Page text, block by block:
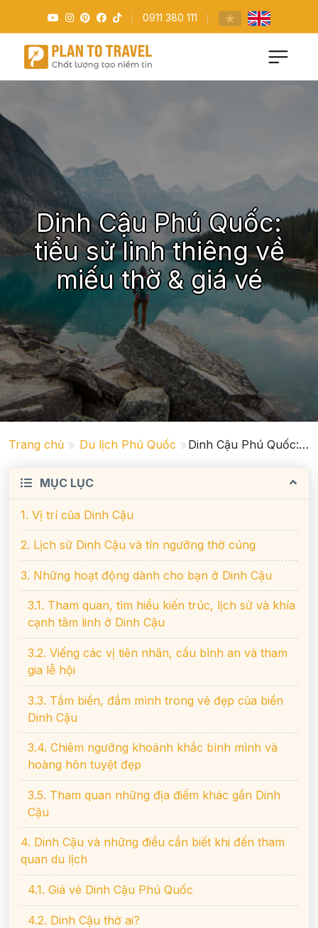
0911 380 111
Dinh Cậu Phú Quốc:
tiểu sử linh thiêng về
miếu thờ & giá vé
Trang chủ Du lịch Phú Quốc Dinh Cậu Phú Quốc: tiểu sử linh thiêng về miếu thờ & giá vé
MỤC LỤC
1. Vị trí của Dinh Cậu
2. Lịch sử Dinh Cậu và tín ngưỡng thờ cúng
3. Những hoạt động dành cho bạn ở Dinh Cậu
3.1. Tham quan, tìm hiểu kiến trúc, lịch sử và khía
cạnh tâm linh ở Dinh Cậu
3.2. Viếng các vị tiên nhân, cầu bình an và tham
gia lễ hội
3.3. Tắm biển, đắm mình trong vẻ đẹp của biển
Dinh Cậu
3.4. Chiêm ngưỡng khoảnh khắc bình mình và
hoàng hôn tuyệt đẹp
3.5. Tham quan những địa điểm khác gần Dinh
Cậu
4. Dinh Cậu và những điều cần biết khi đến tham
quan du lịch
4.1. Giá vé Dinh Cậu Phú Quốc
4.2. Dinh Cậu thờ ai?